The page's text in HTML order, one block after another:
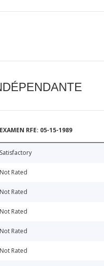
EXAMEN RFE: 05-15-1989
Satisfactory
Not Rated
Not Rated
Not Rated
Not Rated
Not Rated